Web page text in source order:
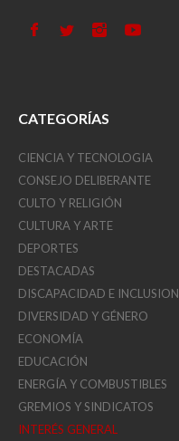
CATEGORÍAS
CIENCIA Y TECNOLOGIA
CONSEJO DELIBERANTE
CULTO Y RELIGIÓN
CULTURA Y ARTE
DEPORTES
DESTACADAS
DISCAPACIDAD E INCLUSION
DIVERSIDAD Y GÉNERO
ECONOMÍA
EDUCACIÓN
ENERGÍA Y COMBUSTIBLES
GREMIOS Y SINDICATOS
INTERÉS GENERAL